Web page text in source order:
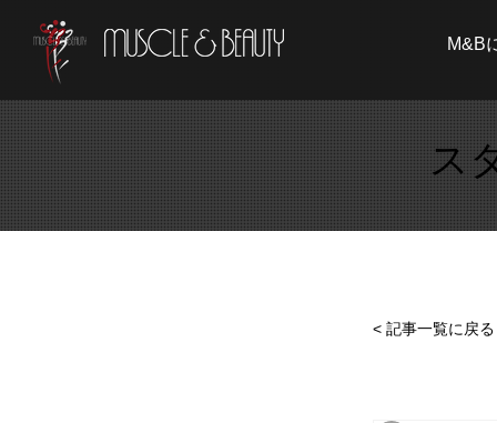
M&B
< 記事一覧に戻る
ス